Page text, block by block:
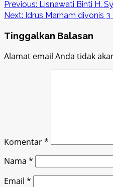
Link
Share
Post
navigation
Previous: Lisnawati Binti H.
Next: Idrus Marham divonis
Tinggalkan Balasan
Alamat email Anda tidak
Komentar*
Nama *
Email *